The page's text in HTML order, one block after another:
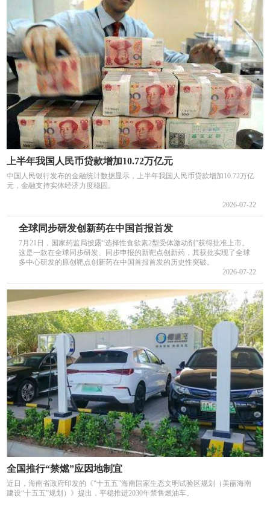
上半年我国人民币贷款增加10.72万亿元
中国人民银行发布的金融统计数据显示，上半年我国人民币贷款增加10.72万亿
元，金融支持实体经济力度稳固。
2026-07-22
全球同步研发创新药在中国首报首发
7月21日，国家药监局披露“选择性食欲素2型受体激动剂”获得批准上市。
这是一款在全球同步研发、同步申报的新靶点创新药，其获批实现了全球
多中心研发的原创靶点创新药在中国首报首发的历史性突破。
2026-07-22
全国推行“禁燃”应因地制宜
近日，海南省政府印发的《“十五五”海南国家生态文明试验区规划（美丽海南
建设“十五五”规划）》提出，平稳推进2030年禁售燃油车。